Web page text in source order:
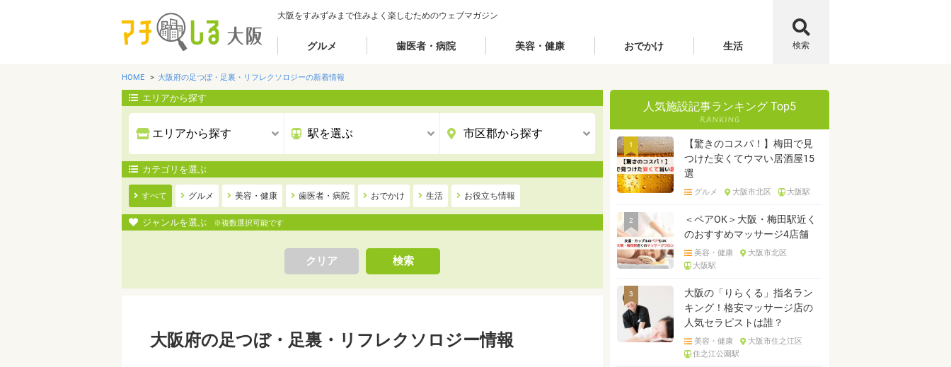
大阪をすみずみまで住みよく楽しむためのウェブマガジン
グルメ 歯医者・病院 美容・健康 おでかけ 生活 検索
HOME 大阪府の足つぼ・足裏・リフレクソロジーの新着情報
エリアから探す
カテゴリを選ぶ
すべて グルメ 美容・健康 歯医者・病院 おでかけ 生活 お役立ち情報
ジャンルを選ぶ ※複数選択可能です
クリア 検索
大阪府の足つぼ・足裏・リフレクソロジー情報
人気施設記事ランキング Top5
1
【驚きのコスパ！】梅田で見
つけた安くてウマい居酒屋15
選
グルメ 大阪市北区 大阪駅
2
＜ペアOK＞大阪・梅田駅近く
のおすすめマッサージ4店舗
美容・健康
大阪市北区
大阪駅
3
大阪の「りらくる」指名ラン
キング！格安マッサージ店の
人気セラピストは誰？
美容・健康
大阪市住之江区
住之江公園駅